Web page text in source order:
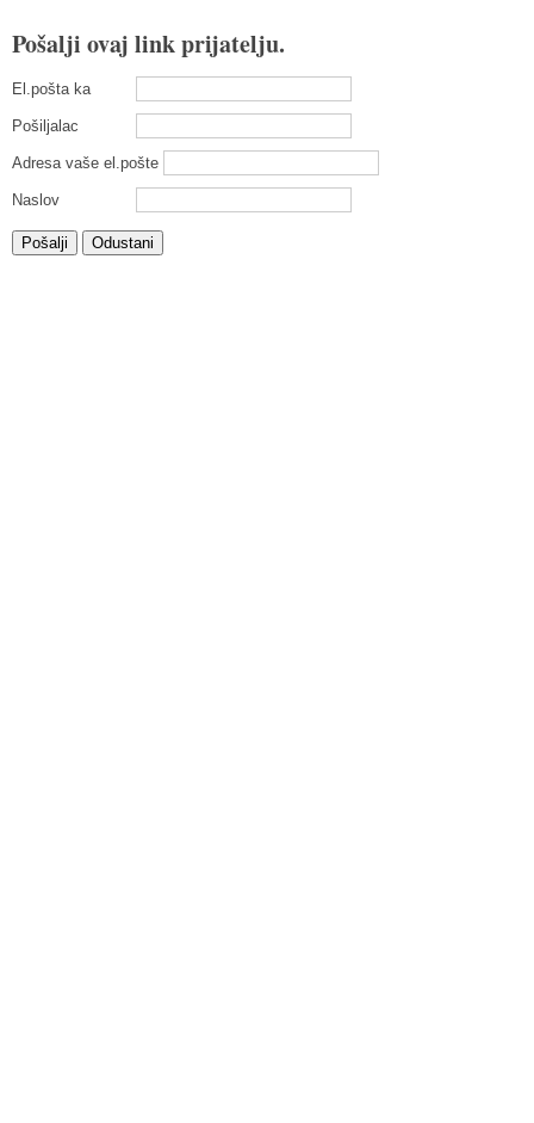
Pošalji ovaj link prijatelju.
El.pošta ka
Pošiljalac
Adresa vaše el.pošte
Naslov
Pošalji Odustani